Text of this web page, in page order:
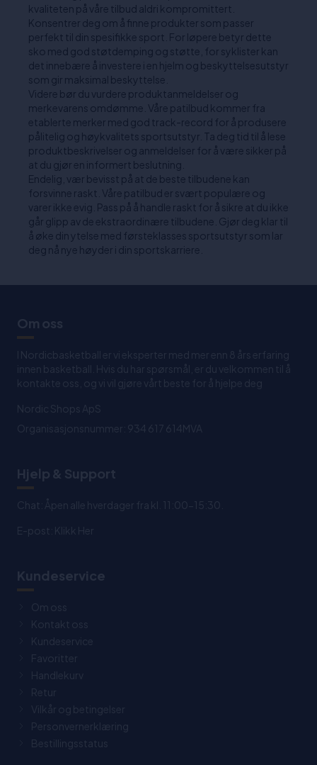
kvaliteten på våre tilbud aldri kompromittert.
Konsentrer deg om å finne produkter som passer
perfekt til din spesifikke sport. For løpere betyr dette
sko med god støtdemping og støtte, for syklister kan
det innebære å investere i en hjelm og beskyttelsesutstyr
som gir maksimal beskyttelse.
Videre bør du vurdere produktanmeldelser og
merkevarens omdømme. Våre patilbud kommer fra
etablerte merker med god track-record for å produsere
pålitelig og høykvalitets sportsutstyr. Ta deg tid til å lese
produktbeskrivelser og anmeldelser for å være sikker på
at du gjør en informert beslutning.
Endelig, vær bevisst på at de beste tilbudene kan
forsvinne raskt. Våre patilbud er svært populære og
varer ikke evig. Pass på å handle raskt for å sikre at du ikke
går glipp av de ekstraordinære tilbudene. Gjør deg klar til
å øke din ytelse med førsteklasses sportsutstyr som lar
deg nå nye høyder i din sportskarriere.
Om oss
I Nordicbasketball er vi eksperter med mer enn 8 års erfaring
innen basketball. Hvis du har spørsmål, er du velkommen til å
kontakte oss, og vi vil gjøre vårt beste for å hjelpe deg
Nordic Shops ApS
Organisasjonsnummer: 934 617 614MVA
Hjelp & Support
Chat: Åpen alle hverdager fra kl. 11:00-15:30.
E-post: Klikk Her
Kundeservice
Om oss
Kontakt oss
Kundeservice
Favoritter
Handlekurv
Retur
Vilkår og betingelser
Personvernerklæring
Bestillingsstatus